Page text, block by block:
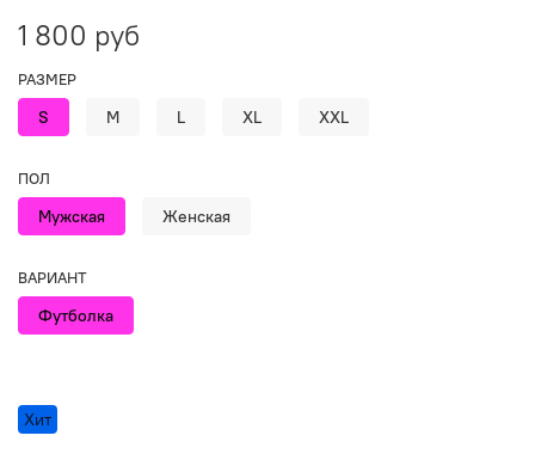
Хит
1 800 руб
РАЗМЕР
S M L XL XXL
ПОЛ
Мужская Женская
ВАРИАНТ
Футболка